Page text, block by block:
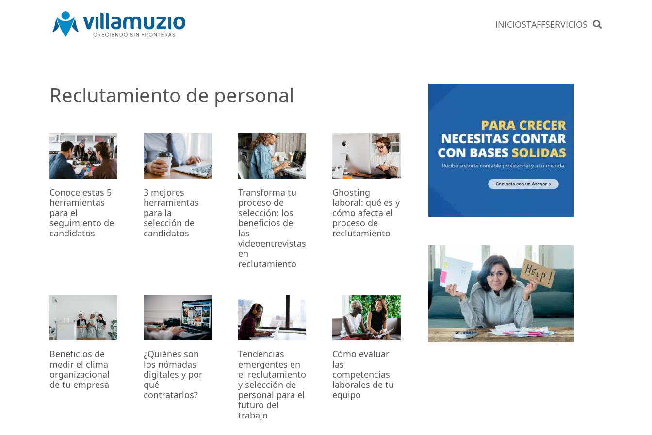
INICIOSTAFFSERVICIOS
Reclutamiento de personal
Conoce estas 5
herramientas
para el
seguimiento de
candidatos
3 mejores
herramientas
para la
selección de
candidatos
Transforma tu
proceso de
selección: los
beneficios de
las
videoentrevistas
en
reclutamiento
Ghosting
laboral: qué es y
cómo afecta el
proceso de
reclutamiento
Beneficios de
medir el clima
organizacional
de tu empresa
¿Quiénes son
los nómadas
digitales y por
qué
contratarlos?
Tendencias
emergentes en
el reclutamiento
y selección de
personal para el
futuro del
trabajo
Cómo evaluar
las
competencias
laborales de tu
equipo